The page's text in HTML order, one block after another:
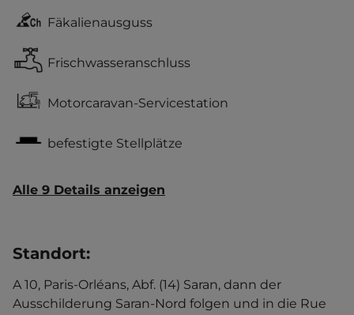
Fäkalienausguss
Frischwasseranschluss
Motorcaravan-Servicestation
befestigte Stellplätze
Alle 9 Details anzeigen
Standort:
A 10, Paris-Orléans, Abf. (14) Saran, dann der
Ausschilderung Saran-Nord folgen und in die Rue